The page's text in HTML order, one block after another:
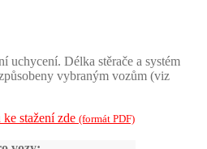
uchycení. Délka stěrače a systém
vybraným vozům (viz
stažení zde (formát PDF)